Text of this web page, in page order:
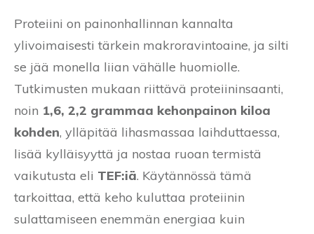
Proteiini on painonhallinnan kannalta
ylivoimaisesti tärkein makroravintoaine, ja silti
se jää monella liian vähälle huomiolle.
Tutkimusten mukaan riittävä proteiininsaanti,
noin 1,6, 2,2 grammaa kehonpainon kiloa
kohden, ylläpitää lihasmassaa laihduttaessa,
lisää kylläisyyttä ja nostaa ruoan termistä
vaikutusta eli TEF:iä. Käytännössä tämä
tarkoittaa, että keho kuluttaa proteiinin
sulattamiseen enemmän energiaa kuin